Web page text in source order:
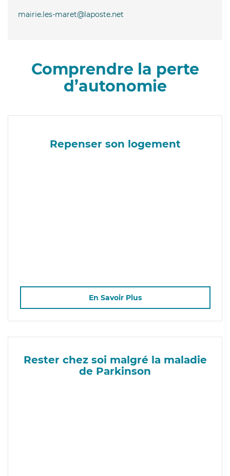
mairie.les-maret@laposte.net
Comprendre la perte
d’autonomie
Repenser son logement
En Savoir Plus
Rester chez soi malgré la maladie
de Parkinson